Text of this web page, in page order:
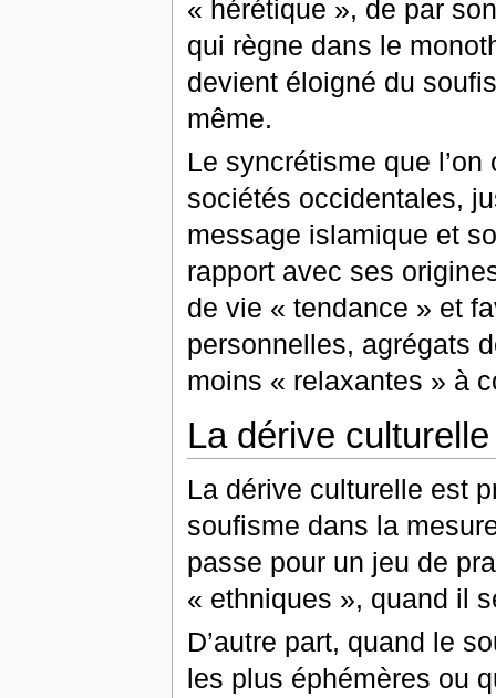
« hérétique », de par
qui règne dans le
devient éloigné du
même.
Le syncrétisme que
sociétés occidentales,
message islamique et
rapport avec ses
de vie « tendance » et
personnelles, agrégats
moins « relaxantes » à
La dérive culturelle
La dérive culturelle est
soufisme dans la
passe pour un jeu de
« ethniques », quand il
D’autre part, quand le
les plus éphémères ou